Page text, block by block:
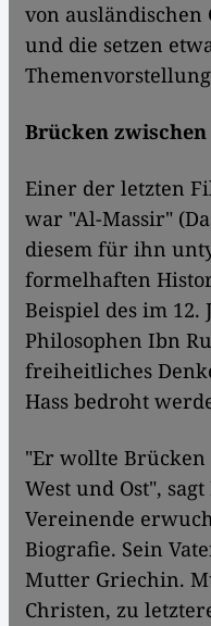
von ausländischen
und die setzen
Brücken zwischen
Einer der letzten
war "Al-Massir"
diesem für ihn
formelhaften
Beispiel des im
Philosophen Ibn
freiheitliches
Hass bedroht
"Er wollte Brücken
West und Ost",
Vereinende
Biografie. Sein
Mutter Griechin.
Christen, zu